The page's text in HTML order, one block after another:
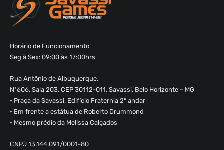
Horário de Funcionamento
Seg à Sex: 09:00 às 17:00hrs
Rua Antônio de Albuquerque,
Nº606, Sala 203, CEP 30112-011, Savassi, Belo Horizonte – MG
• Praça da Savassi, Edifício Fraternia 2º andar
• Em frente a estátua de Roberto Drummond
• Mesmo prédio da Melissa Calçados
CNPJ 13.144.091/0001-80